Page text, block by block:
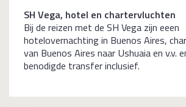
SH Vega, hotel en chartervluchten
Bij de reizen met de SH Vega zijn eeen
hotelovernachting in Buenos Aires,
van Buenos Aires naar Ushuaia en v.v.
benodigde transfer inclusief.